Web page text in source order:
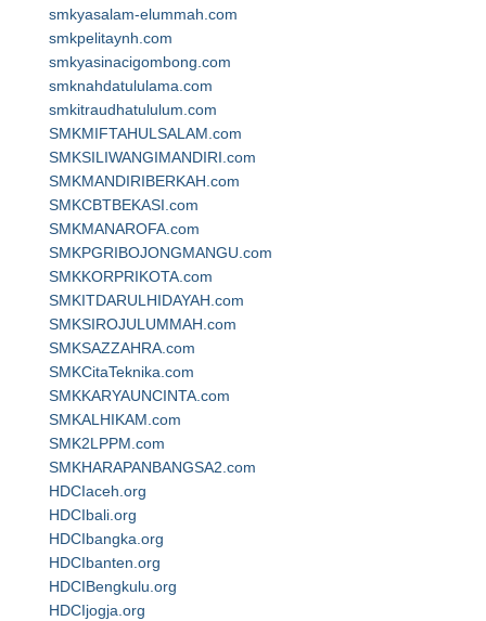
smkyasalam-elummah.com
smkpelitaynh.com
smkyasinacigombong.com
smknahdatululama.com
smkitraudhatululum.com
SMKMIFTAHULSALAM.com
SMKSILIWANGIMANDIRI.com
SMKMANDIRIBERKAH.com
SMKCBTBEKASI.com
SMKMANAROFA.com
SMKPGRIBOJONGMANGU.com
SMKKORPRIKOTA.com
SMKITDARULHIDAYAH.com
SMKSIROJULUMMAH.com
SMKSAZZAHRA.com
SMKCitaTeknika.com
SMKKARYAUNCINTA.com
SMKALHIKAM.com
SMK2LPPM.com
SMKHARAPANBANGSA2.com
HDCIaceh.org
HDCIbali.org
HDCIbangka.org
HDCIbanten.org
HDCIBengkulu.org
HDCIjogja.org